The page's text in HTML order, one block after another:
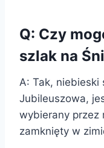
Q: Czy
szlak na
A: Tak, niebieski
Jubileuszowa,
wybierany przez
zamknięty w